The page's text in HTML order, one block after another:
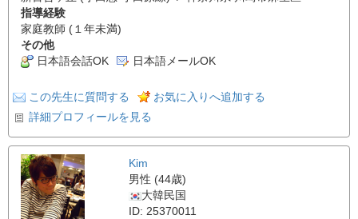
指導経験
家庭教師 (１年未満)
その他
日本語会話OK
日本語メールOK
この先生に質問する
お気に入りへ追加する
詳細プロフィールを見る
Kim
男性 (44歳)
大韓民国
ID: 25370011